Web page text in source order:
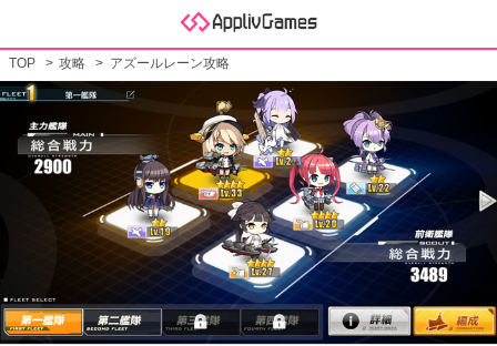
TOP 攻略 アズールレーン攻略